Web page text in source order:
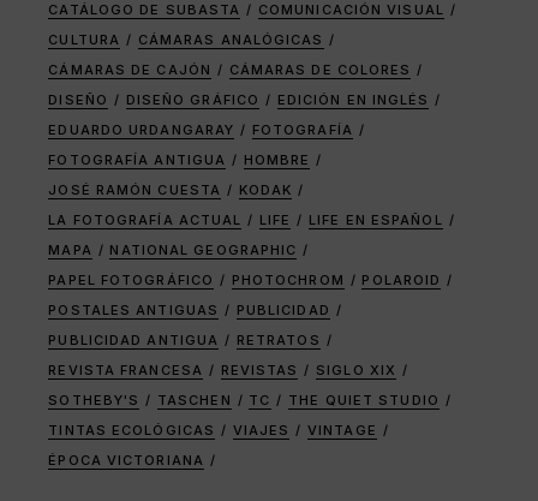
CATÁLOGO DE SUBASTA
COMUNICACIÓN VISUAL
CULTURA
CÁMARAS ANALÓGICAS
CÁMARAS DE CAJÓN
CÁMARAS DE COLORES
DISEÑO
DISEÑO GRÁFICO
EDICIÓN EN INGLÉS
EDUARDO URDANGARAY
FOTOGRAFÍA
FOTOGRAFÍA ANTIGUA
HOMBRE
JOSÉ RAMÓN CUESTA
KODAK
LA FOTOGRAFÍA ACTUAL
LIFE
LIFE EN ESPAÑOL
MAPA
NATIONAL GEOGRAPHIC
PAPEL FOTOGRÁFICO
PHOTOCHROM
POLAROID
POSTALES ANTIGUAS
PUBLICIDAD
PUBLICIDAD ANTIGUA
RETRATOS
REVISTA FRANCESA
REVISTAS
SIGLO XIX
SOTHEBY'S
TASCHEN TC
THE QUIET STUDIO
TINTAS ECOLÓGICAS
VIAJES
VINTAGE
ÉPOCA VICTORIANA